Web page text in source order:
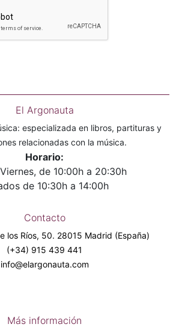
El Argonauta
especializada en libros, partituras y
relacionadas con la música.
Horario:
de 10:00h a 20:30h
de 10:30h a 14:00h
Contacto
los Ríos, 50. 28015 Madrid (España)
(+34) 915 439 441
info@elargonauta.com
Más información